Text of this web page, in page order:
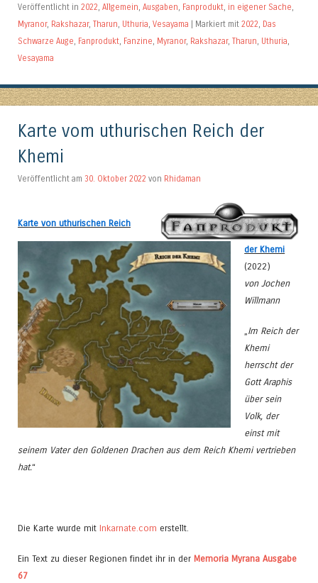
Veröffentlicht in 2022, Allgemein, Ausgaben, Fanprodukt, in eigener Sache,
Myranor, Rakshazar, Tharun, Uthuria, Vesayama Markiert mit 2022, Das
Schwarze Auge, Fanprodukt, Fanzine, Myranor, Rakshazar, Tharun, Uthuria,
Vesayama
Karte vom uthurischen Reich der
Khemi
Veröffentlicht am 30. Oktober 2022 von Rhidaman
Karte von uthurischen Reich
der Khemi
(2022)
von Jochen
Willmann
Im Reich der
Khemi
herrscht der
Gott Araphis
über sein
Volk, der
einst mit
seinem Vater den Goldenen Drachen aus dem Reich Khemi vertrieben
hat.“
Die Karte wurde mit Inkarnate.com erstellt.
Ein Text zu dieser Regionen findet ihr in der Memoria Myrana Ausgabe
67